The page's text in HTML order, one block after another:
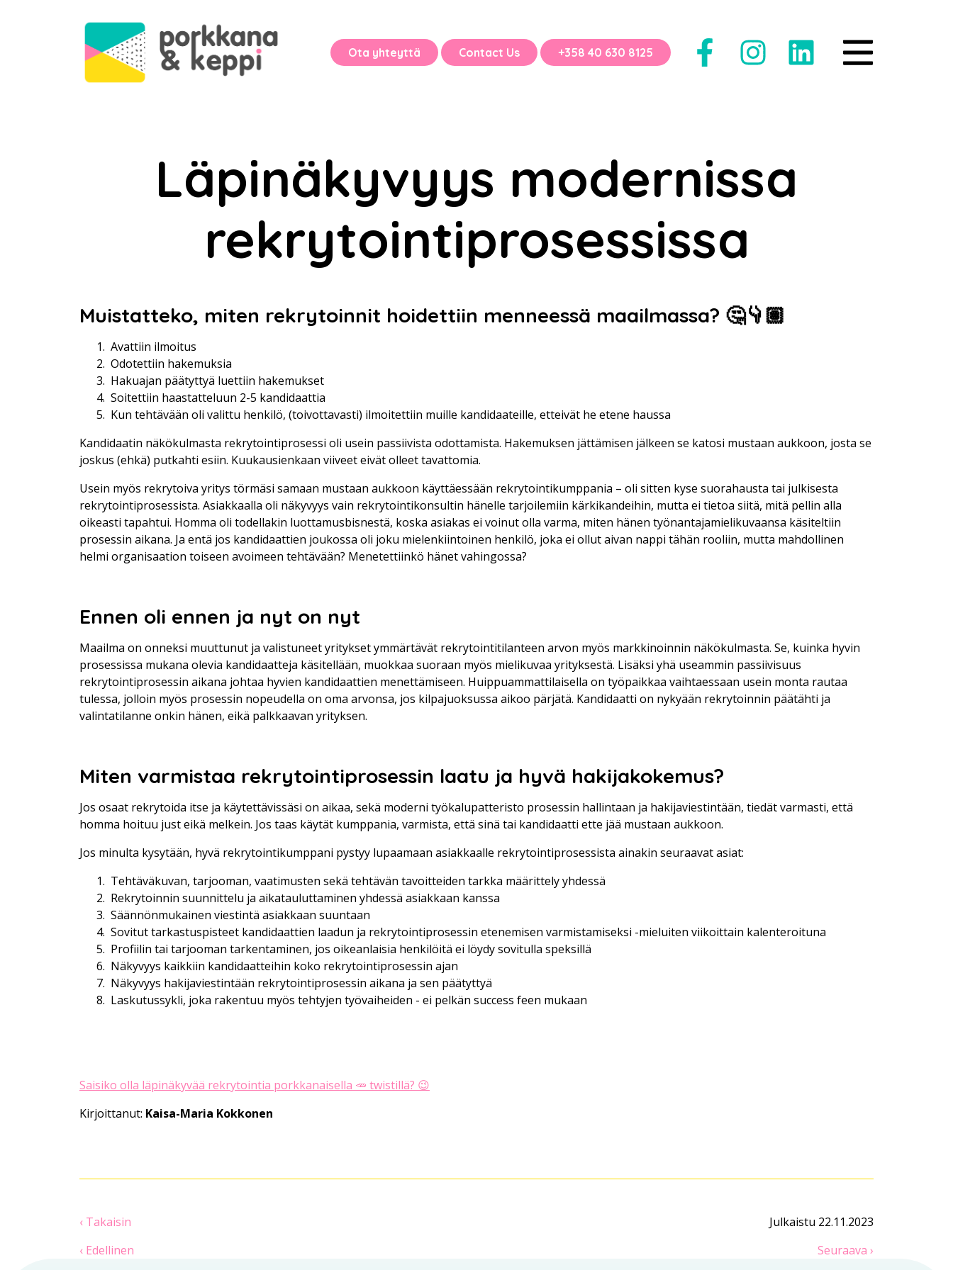
Ota yhteyttä Contact Us +358 40 630 8125
Läpinäkyvyys modernissa
rekrytointiprosessissa
Muistatteko, miten rekrytoinnit hoidettiin menneessä maailmassa? 🤔👇🏽
Avattiin ilmoitus
Odotettiin hakemuksia
Hakuajan päätyttyä luettiin hakemukset
Soitettiin haastatteluun 2-5 kandidaattia
Kun tehtävään oli valittu henkilö, (toivottavasti) ilmoitettiin muille kandidaateille, etteivät he etene haussa
Kandidaatin näkökulmasta rekrytointiprosessi oli usein passiivista odottamista. Hakemuksen jättämisen jälkeen se katosi mustaan aukkoon, josta se
joskus (ehkä) putkahti esiin. Kuukausienkaan viiveet eivät olleet tavattomia.
Usein myös rekrytoiva yritys törmäsi samaan mustaan aukkoon käyttäessään rekrytointikumppania – oli sitten kyse suorahausta tai julkisesta
rekrytointiprosessista. Asiakkaalla oli näkyvyys vain rekrytointikonsultin hänelle tarjoilemiin kärkikandeihin, mutta ei tietoa siitä, mitä pellin alla
oikeasti tapahtui. Homma oli todellakin luottamusbisnestä, koska asiakas ei voinut olla varma, miten hänen työnantajamielikuvaansa käsiteltiin
prosessin aikana. Ja entä jos kandidaattien joukossa oli joku mielenkiintoinen henkilö, joka ei ollut aivan nappi tähän rooliin, mutta mahdollinen
helmi organisaation toiseen avoimeen tehtävään? Menetettiinkö hänet vahingossa?
Ennen oli ennen ja nyt on nyt
Maailma on onneksi muuttunut ja valistuneet yritykset ymmärtävät rekrytointitilanteen arvon myös markkinoinnin näkökulmasta. Se, kuinka hyvin
prosessissa mukana olevia kandidaatteja käsitellään, muokkaa suoraan myös mielikuvaa yrityksestä. Lisäksi yhä useammin passiivisuus
rekrytointiprosessin aikana johtaa hyvien kandidaattien menettämiseen. Huippuammattilaisella on työpaikkaa vaihtaessaan usein monta rautaa
tulessa, jolloin myös prosessin nopeudella on oma arvonsa, jos kilpajuoksussa aikoo pärjätä. Kandidaatti on nykyään rekrytoinnin päätähti ja
valintatilanne onkin hänen, eikä palkkaavan yrityksen.
Miten varmistaa rekrytointiprosessin laatu ja hyvä hakijakokemus?
Jos osaat rekrytoida itse ja käytettävissäsi on aikaa, sekä moderni työkalupatteristo prosessin hallintaan ja hakijaviestintään, tiedät varmasti, että
homma hoituu just eikä melkein. Jos taas käytät kumppania, varmista, että sinä tai kandidaatti ette jää mustaan aukkoon.
Jos minulta kysytään, hyvä rekrytointikumppani pystyy lupaamaan asiakkaalle rekrytointiprosessista ainakin seuraavat asiat:
Tehtäväkuvan, tarjooman, vaatimusten sekä tehtävän tavoitteiden tarkka määrittely yhdessä
Rekrytoinnin suunnittelu ja aikatauluttaminen yhdessä asiakkaan kanssa
Säännönmukainen viestintä asiakkaan suuntaan
Sovitut tarkastuspisteet kandidaattien laadun ja rekrytointiprosessin etenemisen varmistamiseksi -mieluiten viikoittain kalenteroituna
Profiilin tai tarjooman tarkentaminen, jos oikeanlaisia henkilöitä ei löydy sovitulla speksillä
Näkyvyys kaikkiin kandidaatteihin koko rekrytointiprosessin ajan
Näkyvyys hakijaviestintään rekrytointiprosessin aikana ja sen päätyttyä
Laskutussykli, joka rakentuu myös tehtyjen työvaiheiden - ei pelkän success feen mukaan
Saisiko olla läpinäkyvää rekrytointia porkkanaisella 🥕 twistillä? 😉
Kirjoittanut: Kaisa-Maria Kokkonen
‹ Takaisin
Julkaistu 22.11.2023
‹ Edellinen
Seuraava ›